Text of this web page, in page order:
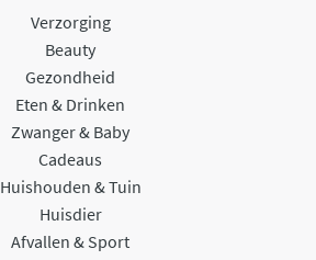
Verzorging
Beauty
Gezondheid
Eten & Drinken
Zwanger & Baby
Cadeaus
Huishouden & Tuin
Huisdier
Afvallen & Sport